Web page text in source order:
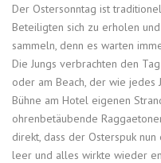
Der Ostersonntag ist
Beteiligten sich zu erholen
sammeln, denn es warten
Die Jungs verbrachten den
oder am Beach, der wie
Bühne am Hotel eigenen
ohrenbetäubende
direkt, dass der Osterspuk
leer und alles wirkte wieder